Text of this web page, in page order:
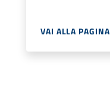
VAI ALLA PAGINA